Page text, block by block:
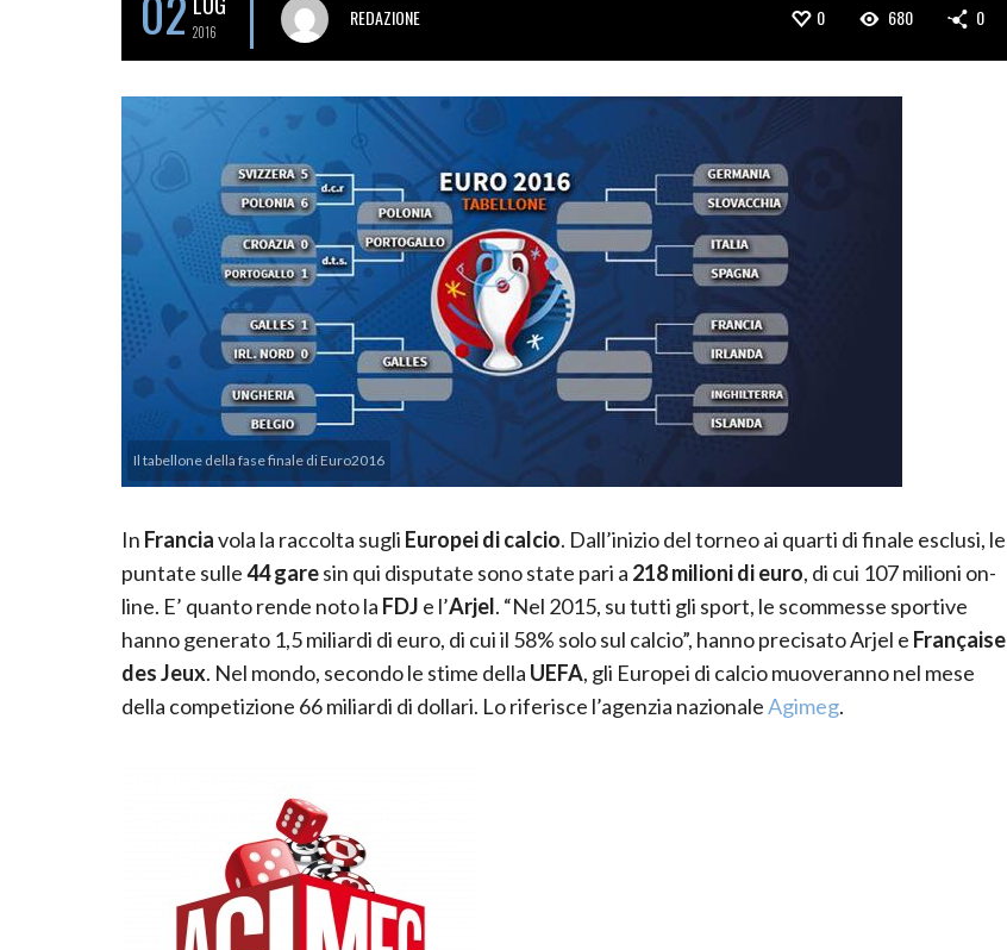
2016
REDAZIONE 0 680 0
Il tabellone della fase finale di Euro2016
In Franciavola la raccolta sugli Europei di calcio. Dall’inizio del torneo ai quarti di finale esclusi, le
puntate sulle44 garesin qui disputate sono state pari a 218 milioni di euro, di cui 107 milioni on-
line. E’ quanto rende noto la FDJ e l’Arjel. “Nel 2015, su tutti gli sport, le scommesse sportive
hanno generato 1,5 miliardi di euro, di cui il 58% solo sul calcio”, hanno precisato Arjel e Française
des Jeux. Nel mondo, secondo le stime della UEFA, gli Europei di calcio muoveranno nel mese
della competizione 66 miliardi di dollari. Lo riferisce l’agenzia nazionaleAgimeg.